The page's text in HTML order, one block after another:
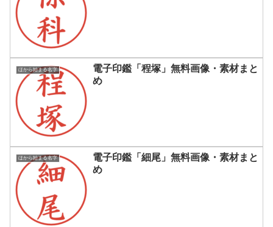
ほから始まる名字
電子印鑑「程塚」無料画像・素材まと
め
ほから始まる名字
電子印鑑「細尾」無料画像・素材まと
め